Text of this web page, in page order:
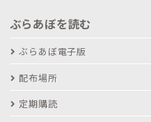
ぶらあぼを読む
ぶらあぼ電子版
配布場所
定期購読